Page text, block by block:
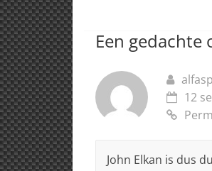
p
p
o
Een gedachte
12
John Elkan is dus